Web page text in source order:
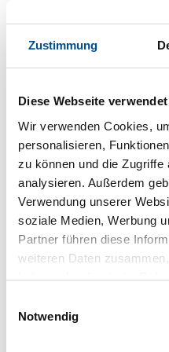
Zustimmung
Diese Webseite
Wir verwenden Cookies,
personalisieren,
zu können und die
analysieren. Außerdem
Verwendung unserer
soziale Medien, Werbung
Partner führen diese
weiteren Daten
haben oder die sie im
Notwendig
Waffenhersteller zum
Zweiräder und heutigen
kleinen OrtGrännaam
Besuch ab, hier können
bekanntenPolkagrisar-
Zuckerstangen - zusehen.
Wunder von
DerTaberg, der aufgrund
Carl von Linné als
wurde, ist heute
Ausflugsziel. Bei
für Mittelaltermärkte und